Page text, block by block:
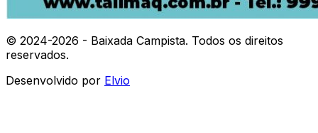
© 2024-2026 - Baixada Campista. Todos os direitos
reservados.
Desenvolvido por Elvio